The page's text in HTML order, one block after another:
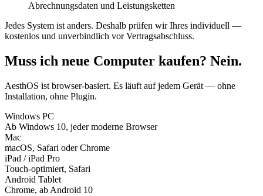
Abrechnungsdaten und Leistungsketten
Jedes System ist anders. Deshalb prüfen wir Ihres individuell —
kostenlos und unverbindlich vor Vertragsabschluss.
Muss ich neue Computer kaufen? Nein.
AesthOS ist browser-basiert. Es läuft auf jedem Gerät — ohne
Installation, ohne Plugin.
Windows PC
Ab Windows 10, jeder moderne Browser
Mac
macOS, Safari oder Chrome
iPad / iPad Pro
Touch-optimiert, Safari
Android Tablet
Chrome, ab Android 10